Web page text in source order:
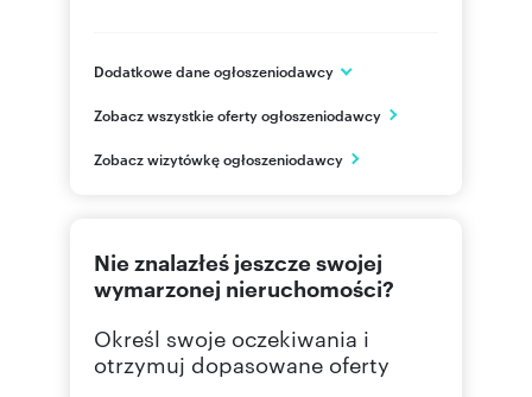
Dodatkowe dane ogłoszeniodawcy
Kołobrzeg
PL
Zobacz wszystkie oferty ogłoszeniodawcy
Zobacz wizytówkę ogłoszeniodawcy
Nie znalazłeś jeszcze swojej
wymarzonej nieruchomości?
Określ swoje oczekiwania i
otrzymuj dopasowane oferty